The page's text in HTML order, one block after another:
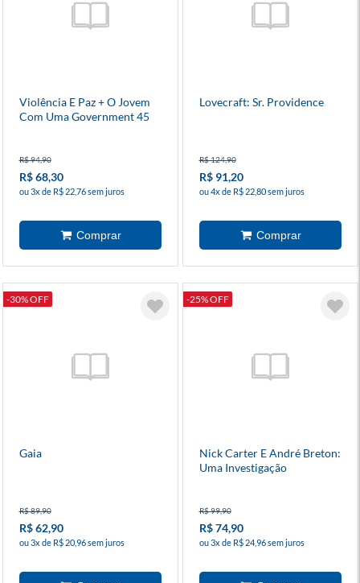
Violência E Paz + O Jovem
Com Uma Government 45
R$ 94,90
R$ 68,30
ou 3x de R$ 22,76 sem juros
Lovecraft: Sr. Providence
R$ 124,90
R$ 91,20
ou 4x de R$ 22,80 sem juros
-30% OFF
Gaia
R$ 89,90
R$ 62,90
ou 3x de R$ 20,96 sem juros
-25% OFF
Nick Carter E André Breton:
Uma Investigação
R$ 99,90
R$ 74,90
ou 3x de R$ 24,96 sem juros